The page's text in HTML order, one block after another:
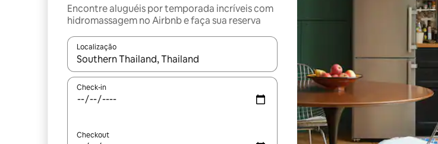
Encontre aluguéis por temporada incríveis com
hidromassagem no Airbnb e faça sua reserva
Localização
Quando os resultados estiverem disponíveis, explore-os usando as seta para cima e para
Check-in
Checkout